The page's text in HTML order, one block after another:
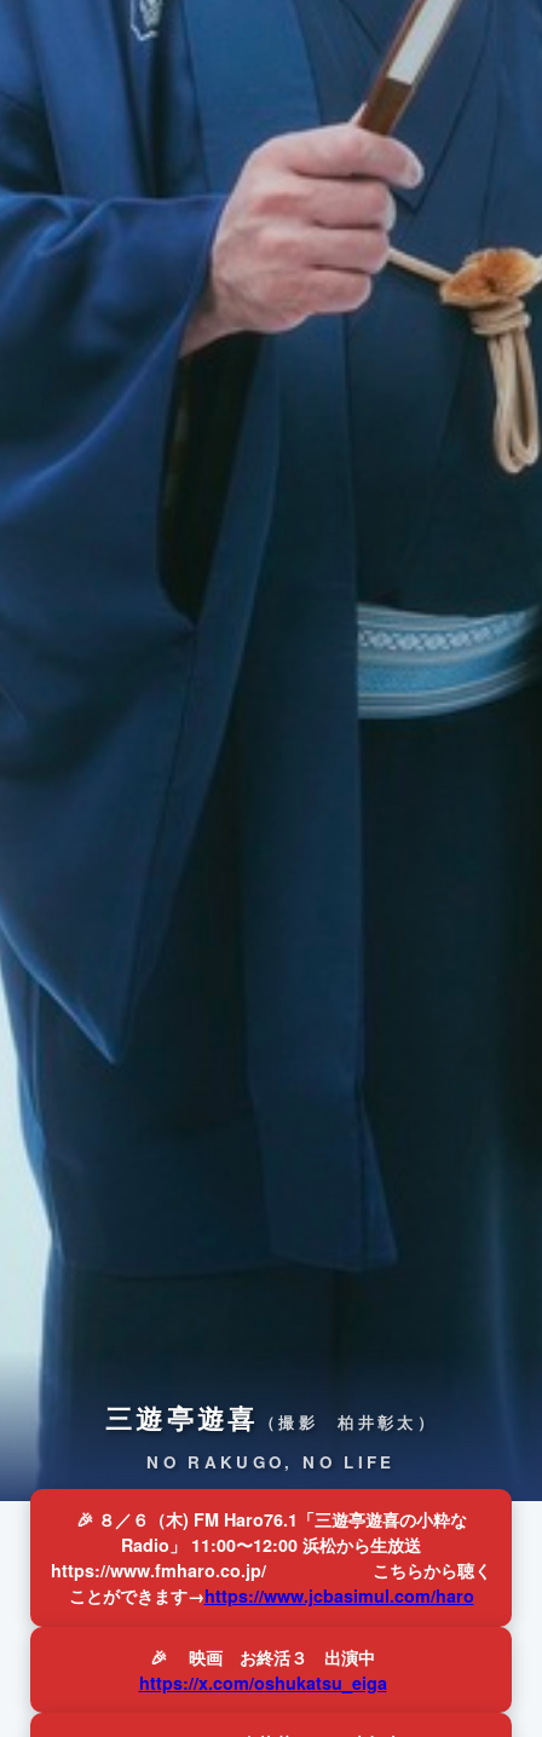
三遊亭遊喜
（撮影 柏井彰太）
NO RAKUGO, NO LIFE
🎉 ８／６（木) FM Haro76.1「三遊亭遊喜の小粋な
Radio」 11:00〜12:00 浜松から生放送
https://www.fmharo.co.jp/ こちらから聴く
ことができます→https://www.jcbasimul.com/haro
🎉 映画 お終活３ 出演中
https://x.com/oshukatsu_eiga